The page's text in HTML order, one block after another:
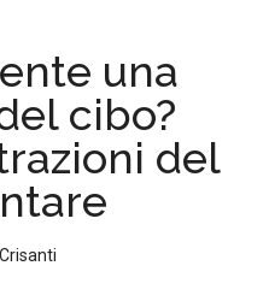
una
cibo?
del